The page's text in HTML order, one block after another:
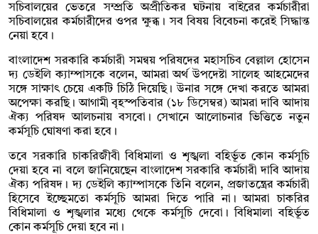
সচিবালয়ের ভেতরে সম্প্রতি অপ্রীতিকর ঘটনায় বাইরের কর্মচারীরা
সচিবালয়ের কর্মচারীদের ওপর ক্ষুব্ধ। সব বিষয় বিবেচনা করেই সিদ্ধান্ত
নেয়া হবে।
বাংলাদেশ সরকারি কর্মচারী সমন্বয় পরিষদের মহাসচিব বেল্লাল হোসেন
দ্য ডেইলি ক্যাম্পাসকে বলেন, আমরা অর্থ উপদেষ্টা সালেহ আহমেদের
সঙ্গে সাক্ষাৎ চেয়ে একটি চিঠি দিয়েছি। উনার সঙ্গে দেখা করতে আমরা
অপেক্ষা করছি। আগামী বৃহস্পতিবার (১৮ ডিসেম্বর) আমরা দাবি আদায়
ঐক্য পরিষদ আলচনায় বসবো। সেখানে আলোচনার ভিত্তিতে নতুন
কর্মসূচি ঘোষণা করা হবে।
তবে সরকারি চাকরিজীবী বিধিমালা ও শৃঙ্খলা বহির্ভূত কোন কর্মসূচি
দেয়া হবে না বলে জানিয়েছেন বাংলাদেশ সরকারি কর্মচারী দাবি আদায়
ঐক্য পরিষদ। দ্য ডেইলি ক্যাম্পাসকে তিনি বলেন, প্রজাতন্ত্রের কর্মচারী
হিসেবে ইচ্ছেমতো কর্মসূচি আমরা দিতে পারি না। আমরা চাকরির
বিধিমালা ও শৃঙ্খলার মধ্যে থেকে কর্মসূচি দেবো। বিধিমালা বহির্ভূত
কোন কর্মসূচি দেয়া হবে না।